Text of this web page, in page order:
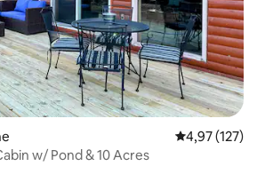
Évaluation
4,97 (127)
w/ Pond & 10 Acres